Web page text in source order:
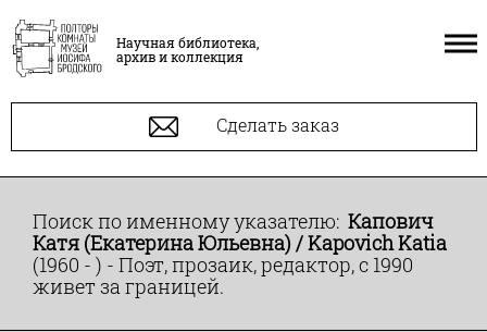
Научная библиотека,
архив и коллекция
Сделать заказ
Поиск по именному указателю: Капович
Катя (Екатерина Юльевна) / Kapovich Katia
(1960 - ) - Поэт, прозаик, редактор, с 1990
живет за границей.